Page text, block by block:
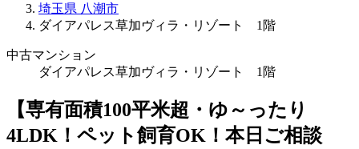
埼玉県 八潮市
ダイアパレス草加ヴィラ・リゾート 1階
中古マンション
ダイアパレス草加ヴィラ・リゾート 1階
【専有面積100平米超・ゆ～ったり
4LDK！ペット飼育OK！本日ご相談